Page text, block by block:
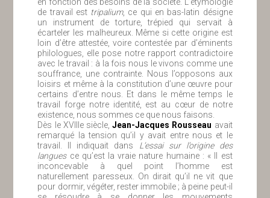
de travail est tripalium, ce qui en bas-latin désigne
un instrument de torture, trépied qui servait à
écarteler les malheureux. Même si cette origine est
loin d’être attestée, voire contestée par d’éminents
philologues, elle pose notre rapport contradictoire
avec le travail : à la fois nous le vivons comme une
souffrance, une contrainte. Nous l’opposons aux
loisirs et même à la constitution d’une œuvre pour
certains d’entre nous. Et dans le même temps le
travail forge notre identité, est au cœur de notre
existence, nous sommes ce que nous faisons.
Dès le XVIIIe siècle,Jean-Jacques Rousseau avait
remarqué la tension qu’il y avait entre nous et le
travail. Il indiquait dans L’essai sur l’origine des
languesce qu’est la vraie nature humaine : « Il est
inconcevable à quel point l’homme est
naturellement paresseux. On dirait qu’il ne vit que
pour dormir, végéter, rester immobile ; à peine peut-il